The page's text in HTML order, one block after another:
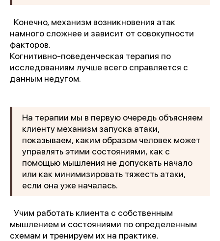
Конечно, механизм возникновения атак
намного сложнее и зависит от совокупности
факторов.
Когнитивно-поведенческая терапия по
исследованиям лучше всего справляется с
данным недугом.
На терапии мы в первую очередь объясняем
клиенту механизм запуска атаки,
показываем, каким образом человек может
управлять этими состояниями, как с
помощью мышления не допускать начало
или как минимизировать тяжесть атаки,
если она уже началась.
Учим работать клиента с собственным
мышлением и состояниями по определенным
схемам и тренируем их на практике.